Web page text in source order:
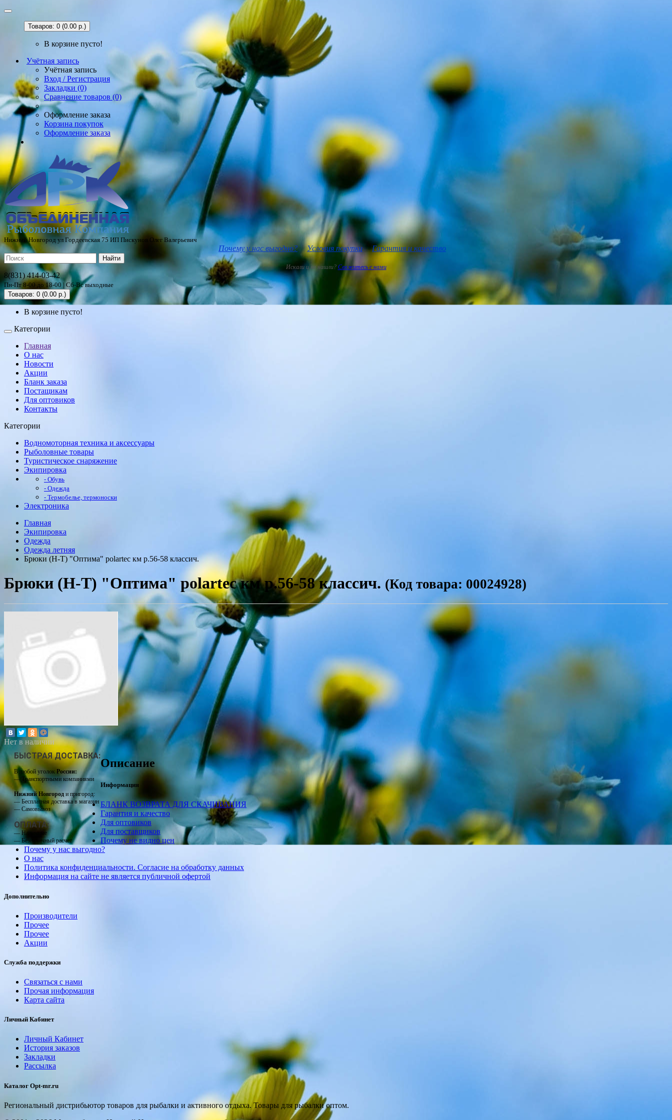
Товаров: 0 (0.00 р.)
В корзине пусто!
Учётная запись
Учётная запись
Вход / Регистрация
Закладки (0)
Сравнение товаров (0)
Оформление заказа
Корзина покупок
Оформление заказа
Нижний Новгород ул Гордеевская 75 ИП Пискунов Олег Валерьевич
Почему у нас выгодно? Условия покупки Гарантия и качество
Найти
Искали и не нашли? Свяжитесь с нами
8(831) 414-03-42
Пн-Пт 8-00 до 18-00 | Сб-Вс выходные
Товаров: 0 (0.00 р.)
В корзине пусто!
Категории
Главная
О нас
Новости
Акции
Бланк заказа
Постащикам
Для оптовиков
Контакты
Категории
Водномоторная техника и аксессуары
Рыболовные товары
Туристическое снаряжение
Экипировка
- Обувь
- Одежда
- Термобелье, термоноски
Электроника
Главная
Экипировка
Одежда
Одежда летняя
Брюки (Н-Т) "Оптима" polartec км р.56-58 классич.
Брюки (Н-Т) "Оптима" polartec км р.56-58 классич. (Код товара: 00024928)
Нет в наличии
БЫСТРАЯ ДОСТАВКА:
В любой уголокРоссии:
— Транспортными компаниями
Нижний Новгород и пригород:
— Бесплатная доставка в магазин
— Самовывоз
ОПЛАТА:
— Наличные
— Безналичный расчет
Описание
Информация
БЛАНК ВОЗВРАТА ДЛЯ СКАЧИВАНИЯ
Гарантия и качество
Для оптовиков
Для поставщиков
Почему не видно цен
Почему у нас выгодно?
О нас
Политика конфиденциальности. Согласие на обработку данных
Информация на сайте не является публичной офертой
Дополнительно
Производители
Прочее
Прочее
Акции
Служба поддержки
Связаться с нами
Прочая информация
Карта сайта
Личный Кабинет
Личный Кабинет
История заказов
Закладки
Рассылка
Каталог Opt-mr.ru
Региональный дистрибьютор товаров для рыбалки и активного отдыха. Товары для рыбалки оптом.